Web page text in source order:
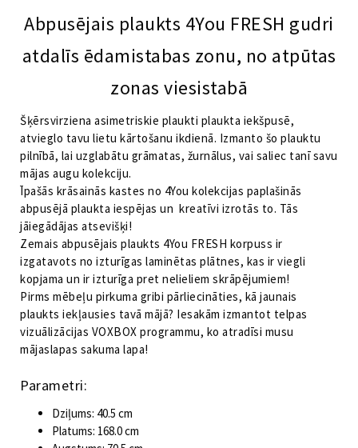
Abpusējais plaukts 4You FRESH gudri
atdalīs ēdamistabas zonu, no atpūtas
zonas viesistabā
Šķērsvirziena asimetriskie plaukti plaukta iekšpusē,
atvieglo tavu lietu kārtošanu ikdienā. Izmanto šo plauktu
pilnībā, lai uzglabātu grāmatas, žurnālus, vai saliec tanī savu
mājas augu kolekciju.
Īpašās krāsainās kastes no 4You kolekcijas paplašinās
abpusējā plaukta iespējas un kreatīvi izrotās to. Tās
jāiegādājas atsevišķi!
Zemais abpusējais plaukts 4You FRESH korpuss ir
izgatavots no izturīgas laminētas plātnes, kas ir viegli
kopjama un ir izturīga pret nelieliem skrāpējumiem!
Pirms mēbeļu pirkuma gribi pārliecināties, kā jaunais
plaukts iekļausies tavā mājā? Iesakām izmantot telpas
vizuālizācijas VOXBOX programmu, ko atradīsi musu
mājaslapas sakuma lapa!
Parametri:
Dziļums: 40.5 cm
Platums: 168.0 cm